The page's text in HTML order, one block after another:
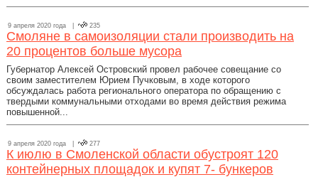
9 апреля 2020 года | 235
Смоляне в самоизоляции стали производить на
20 процентов больше мусора
Губернатор Алексей Островский провел рабочее совещание со
своим заместителем Юрием Пучковым, в ходе которого
обсуждалась работа регионального оператора по обращению с
твердыми коммунальными отходами во время действия режима
повышенной...
9 апреля 2020 года | 277
К июлю в Смоленской области обустроят 120
контейнерных площадок и купят 7- бункеров